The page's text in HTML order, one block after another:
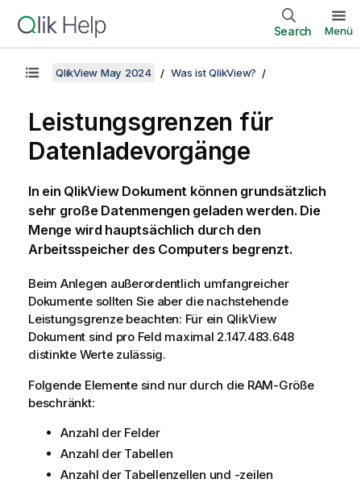
Search Menü
QlikView May 2024 Was ist QlikView?
Leistungsgrenzen für
Datenladevorgänge
In ein QlikViewDokument können grundsätzlich
sehr große Datenmengen geladen werden. Die
Menge wird hauptsächlich durch den
Arbeitsspeicher des Computers begrenzt.
Beim Anlegen außerordentlich umfangreicher
Dokumente sollten Sie aber die nachstehende
Leistungsgrenze beachten: Für ein QlikView
Dokument sind pro Feld maximal 2.147.483.648
distinkte Werte zulässig.
Folgende Elemente sind nur durch die RAM-Größe
beschränkt:
Anzahl der Felder
Anzahl der Tabellen
Anzahl der Tabellenzellen und -zeilen